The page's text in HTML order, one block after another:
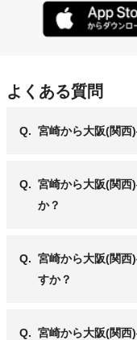
よくある質問
Q. 宮崎から大阪(関西
Q. 宮崎から大阪(関西
か？
Q. 宮崎から大阪(関西
すか？
Q. 宮崎から大阪(関西